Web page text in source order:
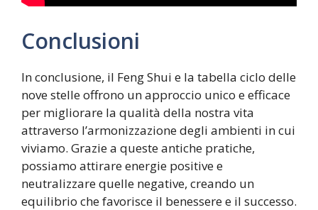
Conclusioni
In conclusione, il Feng Shui e la tabella ciclo delle
nove stelle offrono un approccio unico e efficace
per migliorare la qualità della nostra vita
attraverso l’armonizzazione degli ambienti in cui
viviamo. Grazie a queste antiche pratiche,
possiamo attirare energie positive e
neutralizzare quelle negative, creando un
equilibrio che favorisce il benessere e il successo.